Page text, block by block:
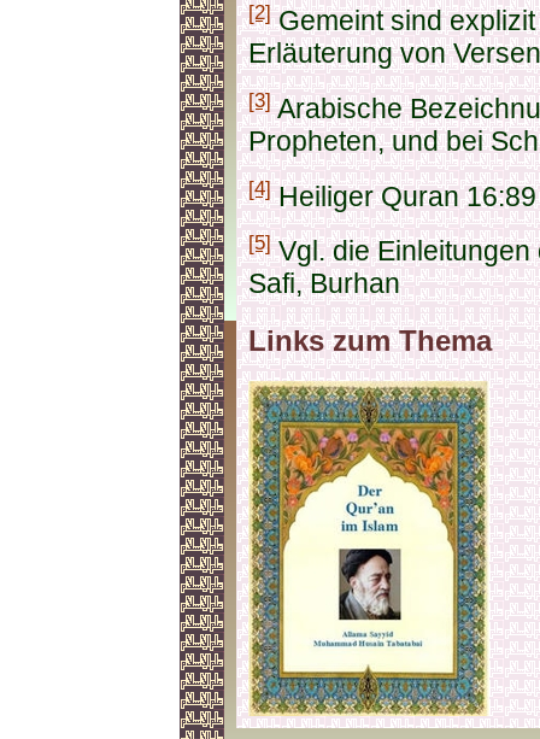
[2]Gemeint sind
Erläuterung von
[3]Arabische
Propheten, und bei
[4]Heiliger Quran 16:89
[5]Vgl. die Einleitungen
Safi, Burhan
Links zum Thema